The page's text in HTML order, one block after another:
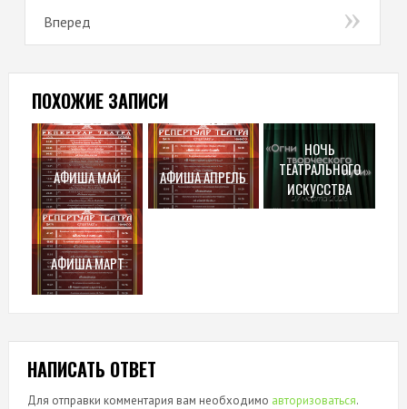
Вперед
ПОХОЖИЕ ЗАПИСИ
АФИША МАЙ АФИША АПРЕЛЬ
НОЧЬ
ТЕАТРАЛЬНОГО
ИСКУССТВА
АФИША МАРТ
НАПИСАТЬ ОТВЕТ
Для отправки комментария вам необходимо авторизоваться.